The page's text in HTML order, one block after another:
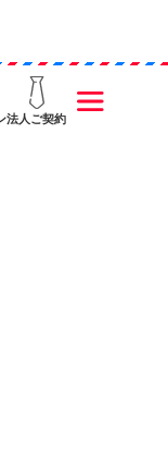
法人ご契約